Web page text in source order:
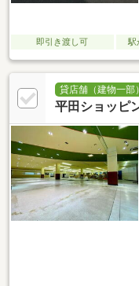
即引き渡し可 駅
貸店舗（建物一部）
平田ショッピ